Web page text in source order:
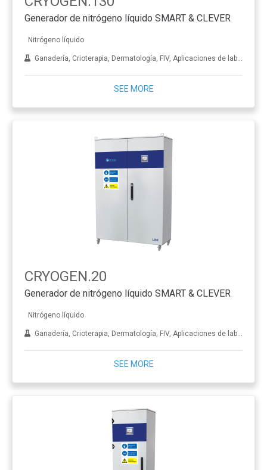
Generador de nitrógeno líquido SMART & CLEVER
Nitrógeno líquido
Ganadería, Crioterapia, Dermatología, FIV, Aplicaciones de laboratorio, Tratamiento de metales
SEE MORE
CRYOGEN.20
Generador de nitrógeno líquido SMART & CLEVER
Nitrógeno líquido
Ganadería, Crioterapia, Dermatología, FIV, Aplicaciones de laboratorio, Tratamiento de metales
SEE MORE